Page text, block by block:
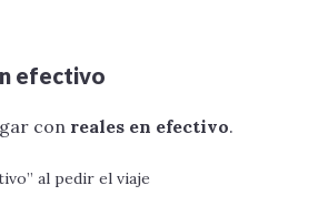
efectivo
con reales en efectivo.
al pedir el viaje